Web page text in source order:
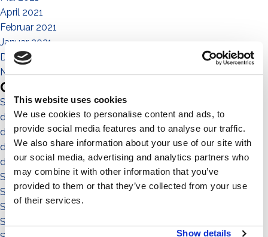
This website uses cookies
We use cookies to personalise content and ads, to
provide social media features and to analyse our traffic.
We also share information about your use of our site with
our social media, advertising and analytics partners who
may combine it with other information that you’ve
provided to them or that they’ve collected from your use
of their services.
Show details
April 2021
Februar 2021
Januar 2021
Dezember 2020
November 2020
Categories
Sistema No-Flex
die menschen
die gemeinde
die umgebung
das territorium
Sistema a Vela 11°
Sistema Est-Ovest
Sistema a Vela
Sistema Connect